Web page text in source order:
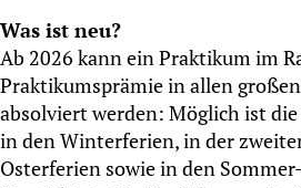
Was ist neu?
Ab 2026 kann ein Praktikum im
Praktikumsprämie in allen
absolviert werden: Möglich ist
in den Winterferien, in der
Osterferien sowie in den